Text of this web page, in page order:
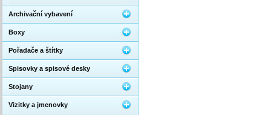
Archivační vybavení
Boxy
Pořadače a štítky
Spisovky a spisové desky
Stojany
Vizitky a jmenovky